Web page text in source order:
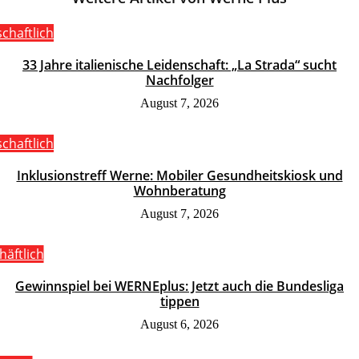
33 Jahre italienische Leidenschaft: „La Strada“ sucht
Nachfolger
August 7, 2026
Inklusionstreff Werne: Mobiler Gesundheitskiosk und
Wohnberatung
August 7, 2026
Gewinnspiel bei WERNEplus: Jetzt auch die Bundesliga
tippen
August 6, 2026